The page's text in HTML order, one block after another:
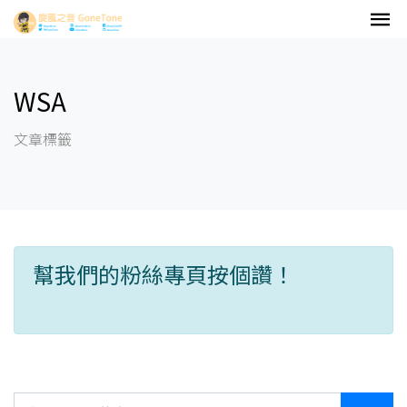
WSA
文章標籤
幫我們的粉絲專頁按個讚！